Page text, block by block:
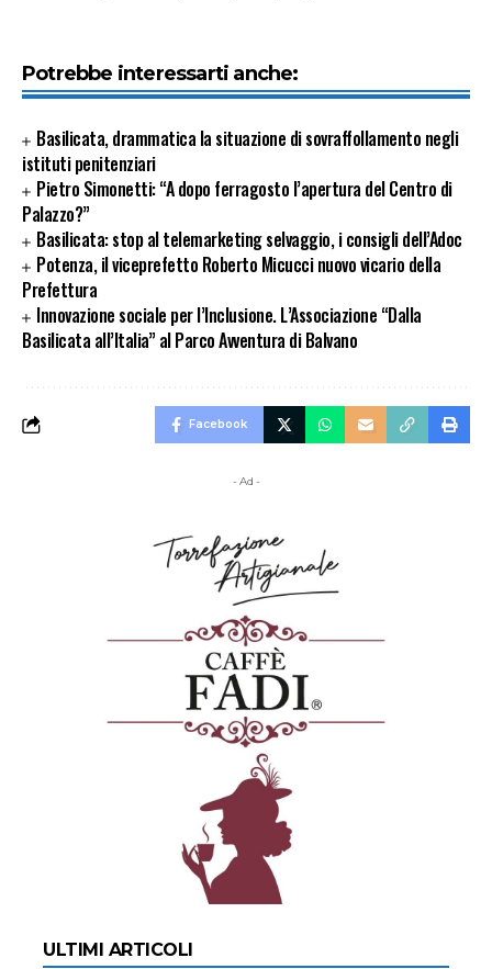
Potrebbe interessarti anche:
Basilicata, drammatica la situazione di sovraffollamento negli
istituti penitenziari
Pietro Simonetti: “A dopo ferragosto l’apertura del Centro di
Palazzo?”
Basilicata: stop al telemarketing selvaggio, i consigli dell’Adoc
Potenza, il viceprefetto Roberto Micucci nuovo vicario della
Prefettura
Innovazione sociale per l’Inclusione. L’Associazione “Dalla
Basilicata all’Italia” al Parco Avventura di Balvano
Facebook
- Ad -
ULTIMI ARTICOLI